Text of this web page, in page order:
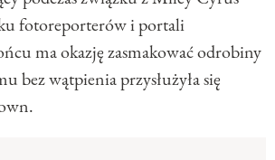
fotoreporterów i portali
ma okazję zasmakować odrobiny
bez wątpienia przysłużyła się